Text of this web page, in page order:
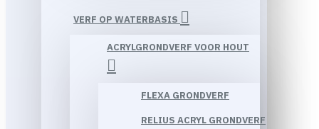
VERF OP WATERBASIS
ACRYLGRONDVERF VOOR HOUT
FLEXA GRONDVERF
RELIUS ACRYL GRONDVERF